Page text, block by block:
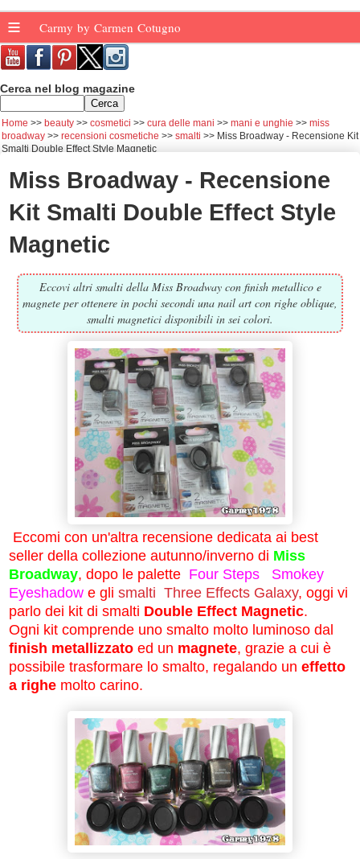
≡ Carmy by Carmen Cotugno
Cerca nel blog magazine
Home beauty cosmetici cura delle mani mani e unghie
miss
broadway
recensioni cosmetiche smalti
Miss Broadway - Recensione Kit
Smalti Double Effect Style Magnetic
Miss Broadway - Recensione
Kit Smalti Double Effect Style
Magnetic
Eccovi altri smalti della Miss Broadway con finish metallico e
magnete per ottenere in pochi secondi una nail art con righe oblique,
smalti magnetici disponibili in sei colori.
Eccomi con un'altra recensione dedicata ai best
seller della collezione autunno/inverno di Miss
Broadway, dopo le palette Four Steps Smokey
Eyeshadow e gli smalti Three Effects Galaxy, oggi vi
parlo dei kit di smalti Double Effect Magnetic.
Ogni kit comprende uno smalto molto luminoso dal
finish metallizzato ed un magnete, grazie a cui è
possibile trasformare lo smalto, regalando un effetto
a righe molto carino.